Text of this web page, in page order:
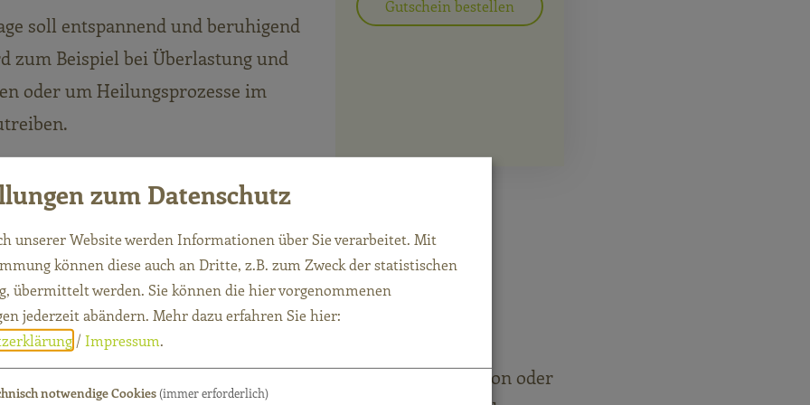
soll entspannend und beruhigend
zum Beispiel bei Überlastung und
oder um Heilungsprozesse im
Gutschein bestellen
Klangschalenmassage
Tons üerträgt sich auf den Körper. Dies wird als Vibration oder
zum Datenschutz
unserer Website werden Informationen über Sie verarbeitet. Mit
können diese auch an Dritte, z.B. zum Zweck der statistischen
übermittelt werden. Sie können die hier vorgenommenen
jederzeit abändern. Mehr dazu erfahren Sie hier:
/ Impressum.
notwendige Cookies(immer erforderlich)